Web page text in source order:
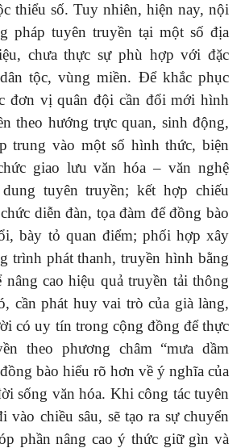
thiểu số. Tuy nhiên, hiện nay, nội
pháp tuyên truyền tại một số địa
chưa thực sự phù hợp với đặc
tộc, vùng miền. Để khắc phục
đơn vị quân đội cần đổi mới hình
theo hướng trực quan, sinh động,
trung vào một số hình thức, biện
giao lưu văn hóa – văn nghệ
tuyên truyền; kết hợp chiếu
diễn đàn, tọa đàm để đồng bào
bày tỏ quan điểm; phối hợp xây
trình phát thanh, truyền hình bằng
nâng cao hiệu quả truyền tải thông
cần phát huy vai trò của già làng,
có uy tín trong cộng đồng để thực
theo phương châm “mưa dầm
bào hiểu rõ hơn về ý nghĩa của
sống văn hóa. Khi công tác tuyên
vào chiều sâu, sẽ tạo ra sự chuyển
phần nâng cao ý thức giữ gìn và